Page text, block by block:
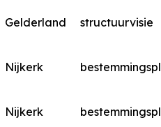
Gelderland structuurvisie
Nijkerk
Nijkerk